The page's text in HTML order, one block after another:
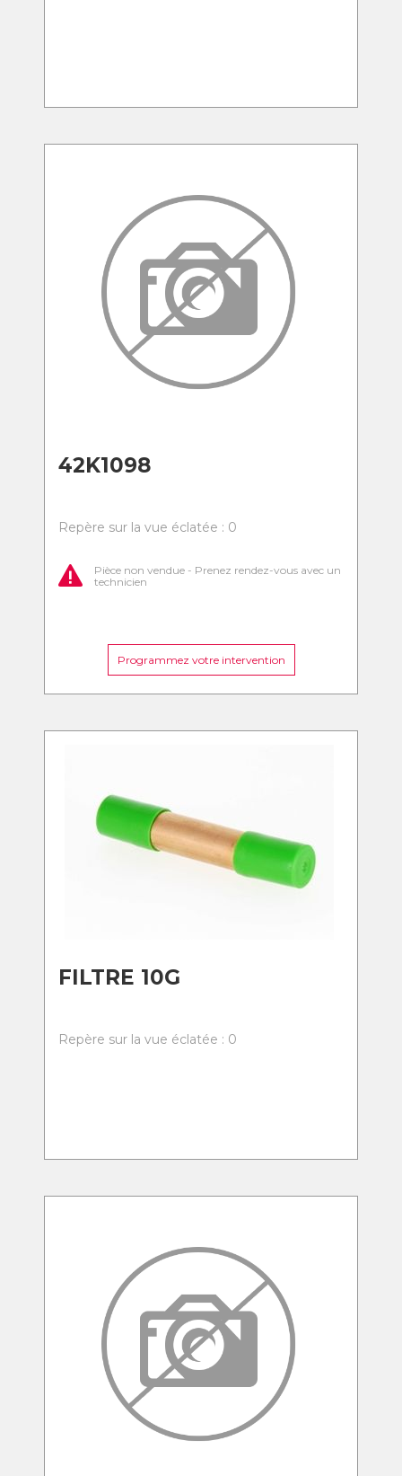
42K1098
Repère sur la vue éclatée : 0
Pièce non vendue - Prenez rendez-vous avec un
technicien
Programmez votre intervention
FILTRE 10G
Repère sur la vue éclatée : 0